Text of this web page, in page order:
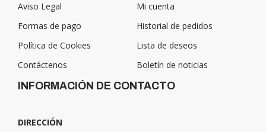
Aviso Legal
Formas de pago
Política de Cookies
Contáctenos
Mi cuenta
Historial de pedidos
Lista de deseos
Boletín de noticias
INFORMACIÓN DE CONTACTO
DIRECCIÓN